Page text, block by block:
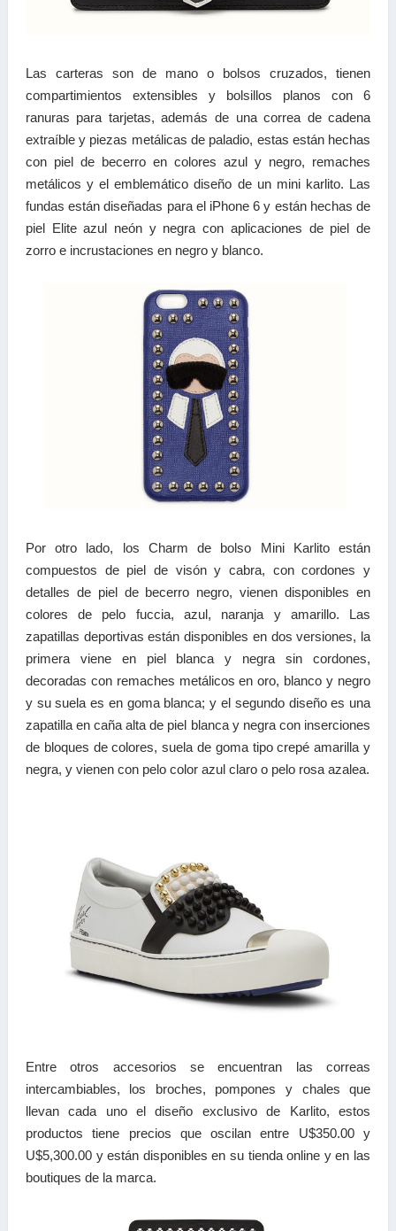
Las carteras son de mano o bolsos cruzados, tienen
compartimientos extensibles y bolsillos planos con 6
ranuras para tarjetas, además de una correa de cadena
extraíble y piezas metálicas de paladio, estas están hechas
con piel de becerro en colores azul y negro, remaches
metálicos y el emblemático diseño de un mini karlito. Las
fundas están diseñadas para el iPhone 6 y están hechas de
piel Elite azul neón y negra con aplicaciones de piel de
zorro e incrustaciones en negro y blanco.
Por otro lado, los Charm de bolso Mini Karlito están
compuestos de piel de visón y cabra, con cordones y
detalles de piel de becerro negro, vienen disponibles en
colores de pelo fuccia, azul, naranja y amarillo. Las
zapatillas deportivas están disponibles en dos versiones, la
primera viene en piel blanca y negra sin cordones,
decoradas con remaches metálicos en oro, blanco y negro
y su suela es en goma blanca; y el segundo diseño es una
zapatilla en caña alta de piel blanca y negra con inserciones
de bloques de colores, suela de goma tipo crepé amarilla y
negra, y vienen con pelo color azul claro o pelo rosa azalea.
Entre otros accesorios se encuentran las correas
intercambiables, los broches, pompones y chales que
llevan cada uno el diseño exclusivo de Karlito, estos
productos tiene precios que oscilan entre U$350.00 y
U$5,300.00 y están disponibles en su tienda online y en las
boutiques de la marca.